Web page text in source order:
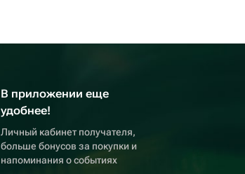
В приложении еще
удобнее!
Личный кабинет получателя,
больше бонусов за покупки и
напоминания о событиях